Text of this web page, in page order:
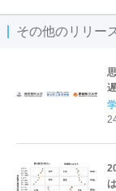
その他のリリー